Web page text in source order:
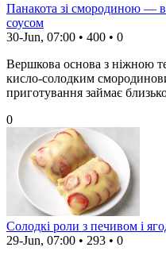
Панакота зі смородиною —
соусом
30-Jun, 07:00 • 400 • 0
Вершкова основа з ніжною
кисло-солодким
приготування займає
0
Солодкі роли з печивом і
29-Jun, 07:00 • 293 • 0